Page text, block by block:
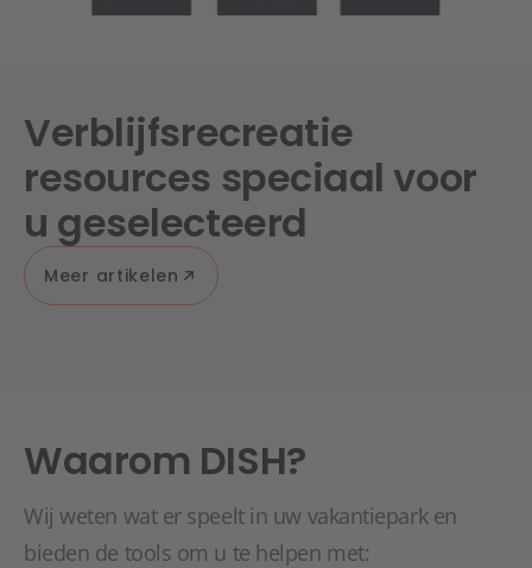
Verblijfsrecreatie
resources speciaal voor
u geselecteerd
Meer artikelen
Waarom DISH?
Wij weten wat er speelt in uw vakantiepark en
bieden de tools om u te helpen met: